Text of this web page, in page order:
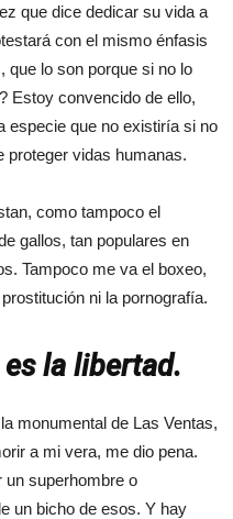
que dice dedicar su vida a
con el mismo énfasis
que lo son porque si no lo
Estoy convencido de ello,
especie que no existiría si no
proteger vidas humanas.
como tampoco el
gallos, tan populares en
Tampoco me va el boxeo,
ni la pornografía.
la libertad.
monumental de Las Ventas,
a mi vera, me dio pena.
un superhombre o
un bicho de esos. Y hay